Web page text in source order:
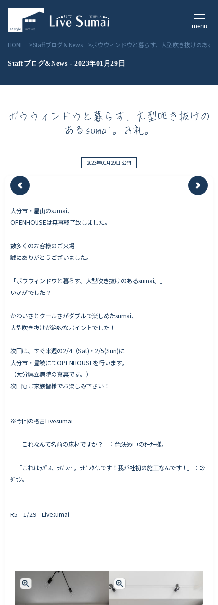
menu
Livesumai 住宅標準性能
物件情報
Works - 施工実績
オーナー様の声
完成案内
お役立ちコラム
会社情報
代表挨拶
HOME Staffブログ＆News ボウウィンドウと暮らす、大型吹き抜けのある
Staffブログ&News - 2023年01月29日
ボウウィンドウと暮らす、大型吹き抜けの
あるsumai。お礼。
2023年01月29日 公開
大分市・屋山のsumai、
OPENHOUSEは無事終了致しました。
数多くのお客様のご来場
誠にありがとうございました。
「ボウウィンドウと暮らす、大型吹き抜けのあるsumai。」
いかがでした？
かわいさとクールさがダブルで楽しめたsumai、
大型吹き抜けが絶妙なポイントでした！
次回は、すぐ来週の2/4（Sat)・2/5(Sun)に
大分市・豊饒にてOPENHOUSEを行います。
（大分県立病院の真裏です。）
次回もご家族皆様でお楽しみ下さい！
※今回の格言Livesumai
「これなんて名前の床材ですか？」：色決め中のｵｰﾅｰ様。
「これはﾗﾊﾟｽ、ﾗﾊﾞｽ…。ﾗﾋﾟｽﾀｲﾙです！我が社初の施工なんです！」：ﾆｼ
ﾀﾞｻﾝ。
R5 1/29 Livesumai